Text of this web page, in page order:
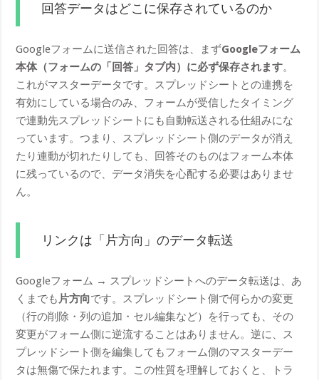
回答データはどこに保存されているのか
Googleフォームに送信された回答は、まずGoogleフォーム
本体（フォームの「回答」タブ内）に必ず保存されます。
これがマスターデータです。スプレッドシートとの連携を
有効にしている場合のみ、フォームが受信したタイミング
で連動先スプレッドシートにも自動転送される仕組みにな
っています。つまり、スプレッドシート側のデータが消え
たり連動が切れたりしても、回答そのものはフォーム本体
に残っているので、データ消失を心配する必要はありませ
ん。
リンクは「片方向」のデータ転送
Googleフォーム → スプレッドシートへのデータ転送は、あ
くまでも 片方向です。スプレッドシート側で何らかの変更
（行の削除・列の追加・セル編集など）を行っても、その
変更がフォーム側に逆流することはありません。逆に、ス
プレッドシート側を編集してもフォーム側のマスターデー
タは無傷で保たれます。この性質を理解しておくと、トラ